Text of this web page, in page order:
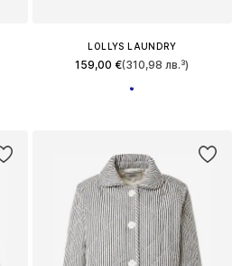
LOLLYS LAUNDRY
159,00 €(310,98 лв.³)